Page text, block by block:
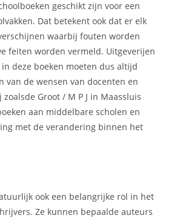
geschikt zijn voor een
Dat betekent ook dat er elk
waarbij fouten worden
feiten worden vermeld. Uitgeverijen
deze boeken moeten dus altijd
van de wensen van docenten en
Groot / M P J in Maassluis
aan middelbare scholen en
met de verandering binnen het
ook een belangrijke rol in het
Ze kunnen bepaalde auteurs